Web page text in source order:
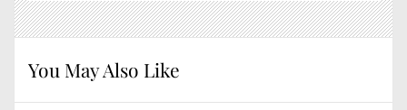
You May Also Like